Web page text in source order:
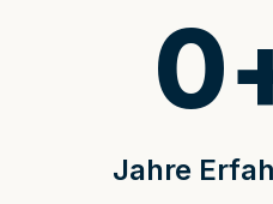
Jahre
0